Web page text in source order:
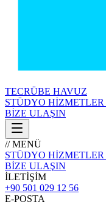
TECRÜBE HAVUZ
STÜDYO HİZMETLER
BİZE ULAŞIN
// MENÜ
STÜDYO HİZMETLER
BİZE ULAŞIN
İLETİŞİM
+90 501 029 12 56
E-POSTA